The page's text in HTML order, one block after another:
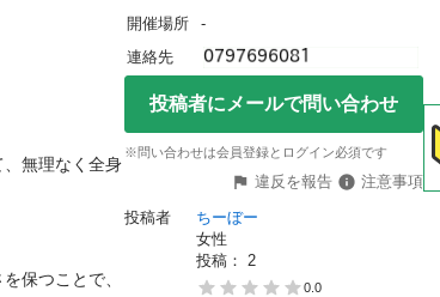
無理なく全身
保つことで、
開催場所
-
連絡先
投稿者にメールで問い合わせ
※問い合わせは会員登録とログイン必須です
違反を報告
注意事項
投稿者
ちーぼー
女性
投稿： 2
0.0